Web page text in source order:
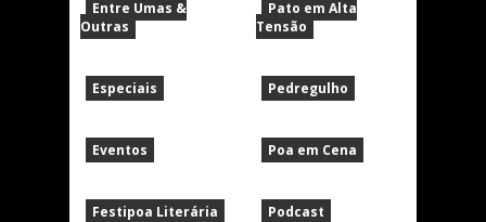
Entre Umas &
Outras
Especiais
Eventos
Festipoa Literária
Pato em Alta
Tensão
Pedregulho
Poa em Cena
Podcast